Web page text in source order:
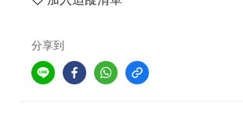
分享到